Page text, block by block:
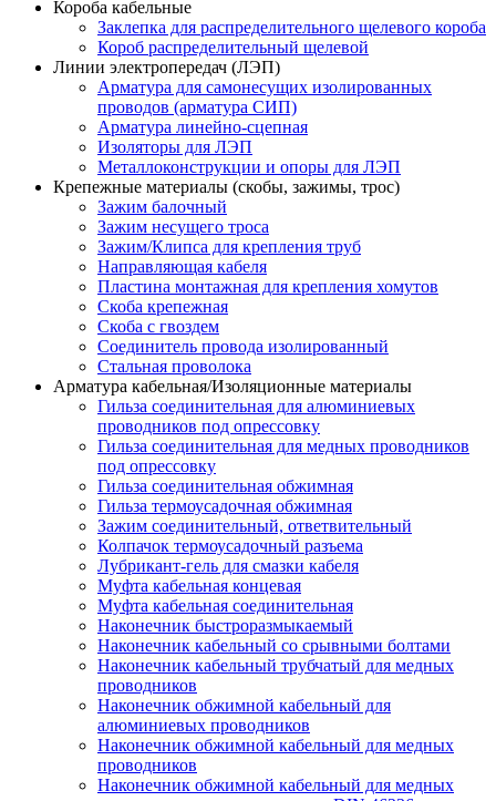
Короба кабельные
Заклепка для распределительного щелевого короба
Короб распределительный щелевой
Линии электропередач (ЛЭП)
Арматура для самонесущих изолированных
проводов (арматура СИП)
Арматура линейно-сцепная
Изоляторы для ЛЭП
Металлоконструкции и опоры для ЛЭП
Крепежные материалы (скобы, зажимы, трос)
Зажим балочный
Зажим несущего троса
Зажим/Клипса для крепления труб
Направляющая кабеля
Пластина монтажная для крепления хомутов
Скоба крепежная
Скоба с гвоздем
Соединитель провода изолированный
Стальная проволока
Арматура кабельная/Изоляционные материалы
Гильза соединительная для алюминиевых
проводников под опрессовку
Гильза соединительная для медных проводников
под опрессовку
Гильза соединительная обжимная
Гильза термоусадочная обжимная
Зажим соединительный, ответвительный
Колпачок термоусадочный разъема
Лубрикант-гель для смазки кабеля
Муфта кабельная концевая
Муфта кабельная соединительная
Наконечник быстроразмыкаемый
Наконечник кабельный со срывными болтами
Наконечник кабельный трубчатый для медных
проводников
Наконечник обжимной кабельный для
алюминиевых проводников
Наконечник обжимной кабельный для медных
проводников
Наконечник обжимной кабельный для медных